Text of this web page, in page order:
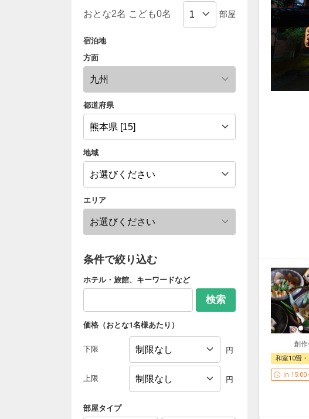
部屋
宿泊地
方面
都道府県
地域
エリア
条件で絞り込む
ホテル・旅館、キーワードなど
検索
価格（おとな1名様あたり）
下限 円
上限 円
部屋タイプ
創
和室10畳
In 15:00